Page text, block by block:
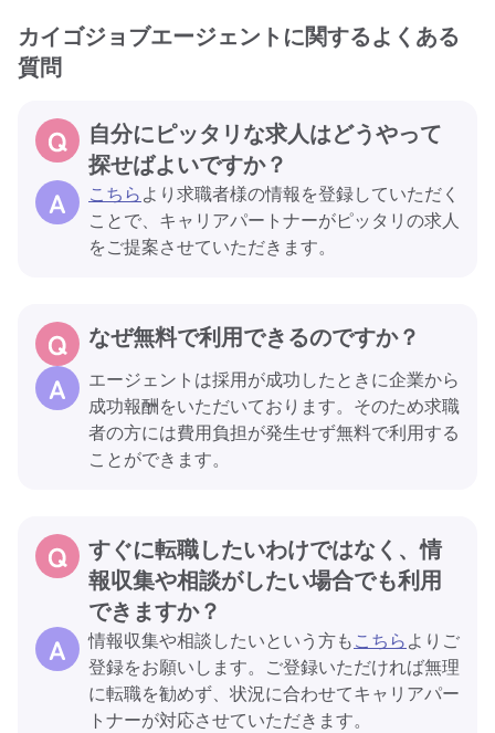
カイゴジョブエージェントに関するよくある
質問
自分にピッタリな求人はどうやって
探せばよいですか？
こちらより求職者様の情報を登録していただく
ことで、キャリアパートナーがピッタリの求人
をご提案させていただきます。
なぜ無料で利用できるのですか？
エージェントは採用が成功したときに企業から
成功報酬をいただいております。そのため求職
者の方には費用負担が発生せず無料で利用する
ことができます。
すぐに転職したいわけではなく、情
報収集や相談がしたい場合でも利用
できますか？
情報収集や相談したいという方もこちらよりご
登録をお願いします。ご登録いただければ無理
に転職を勧めず、状況に合わせてキャリアパー
トナーが対応させていただきます。